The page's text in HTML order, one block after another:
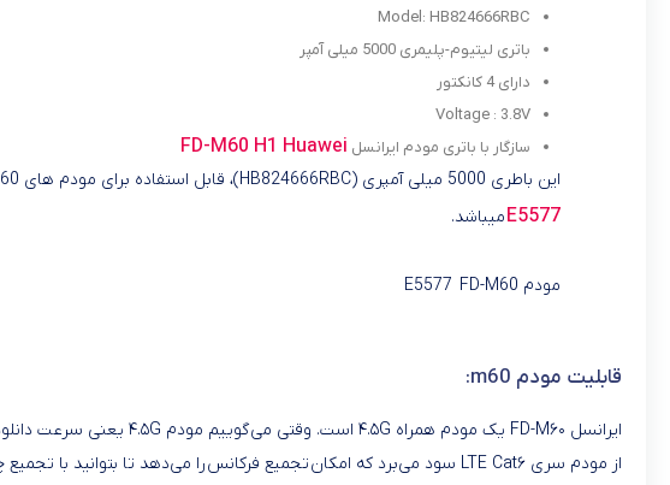
Model: HB824666RBC
باتری لیتیوم-پلیمری 5000 میلی آمپر
دارای 4 کانکتور
Voltage : 3.8V
سازگار با باتری مودم ایرانسل FD-M60 H1 Huawei
این باطری 5000 میلی آمپری (HB824666RBC)، قابل استفاده برای مودم های M60 و مودم
E5577میباشد.
مودم E5577 FD-M60
قابلیت مودم m60:
ایرانسل FD-M۶۰ یک مودم همراه ۴.۵G است. وقتی می‌گوییم مودم ۴.۵G یعنی سرعت دانلود شما روی شبکه‌های موبایل به مرز ۳۰۰ مگابیت می‌رسد و سرعت آپلود ۵۰ مگابیت است.
از مودم سری LTE Cat۶ سود می‌برد که امکان تجمیع فرکانس را می‌دهد تا بتوانید با تجمیع چند فرکانس به سرعت بیشتری دست پیدا کنید.